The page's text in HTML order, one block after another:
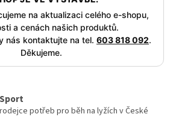
na aktualizaci celého e-shopu,
a cenách našich produktů.
nás kontaktujte na tel. 603 818 092.
Děkujeme.
potřeb pro běh na lyžích v České